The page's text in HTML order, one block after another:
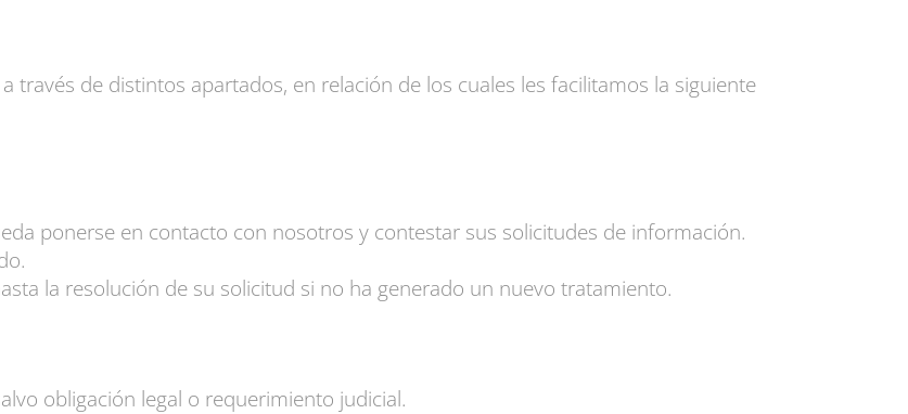
través de distintos apartados, en relación de los cuales les facilitamos la siguiente
ponerse en contacto con nosotros y contestar sus solicitudes de información.
la resolución de su solicitud si no ha generado un nuevo tratamiento.
obligación legal o requerimiento judicial.